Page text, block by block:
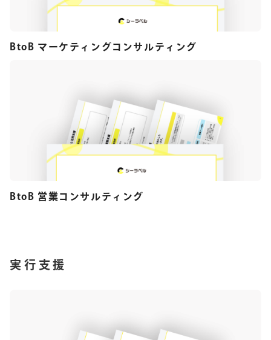
BtoB マーケティングコンサルティング
BtoB 営業コンサルティング
実行支援